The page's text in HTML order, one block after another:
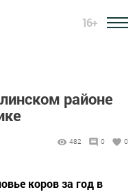
16+
районе
482 0 0
коров за год в